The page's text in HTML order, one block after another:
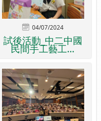
04/07/2024
試後活動_中二中國
民間手工藝工...